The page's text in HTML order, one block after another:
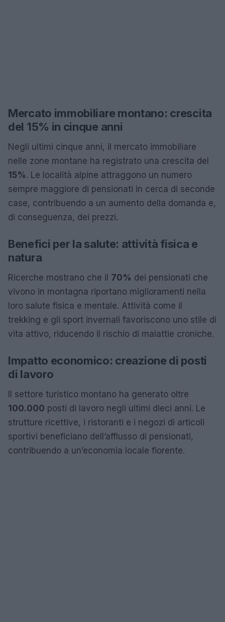
Mercato immobiliare montano: crescita
del 15% in cinque anni
Negli ultimi cinque anni, il mercato immobiliare
nelle zone montane ha registrato una crescita del
15%. Le località alpine attraggono un numero
sempre maggiore di pensionati in cerca di seconde
case, contribuendo a un aumento della domanda e,
di conseguenza, dei prezzi.
Benefici per la salute: attività fisica e
natura
Ricerche mostrano che il 70% dei pensionati che
vivono in montagna riportano miglioramenti nella
loro salute fisica e mentale. Attività come il
trekking e gli sport invernali favoriscono uno stile di
vita attivo, riducendo il rischio di malattie croniche.
Impatto economico: creazione di posti
di lavoro
Il settore turistico montano ha generato oltre
100.000 posti di lavoro negli ultimi dieci anni. Le
strutture ricettive, i ristoranti e i negozi di articoli
sportivi beneficiano dell’afflusso di pensionati,
contribuendo a un’economia locale fiorente.